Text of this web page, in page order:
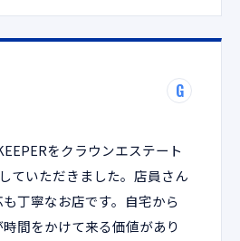
G
をクラウンエステート
ていただきました。店員さん
丁寧なお店です。自宅から
間をかけて来る価値があり